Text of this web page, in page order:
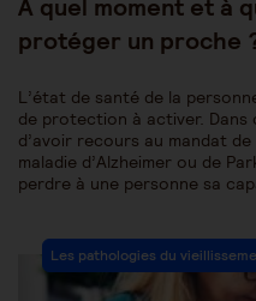
À quel moment et à
protéger un proche
L’état de santé de la
de protection à activer. Dans
d’avoir recours au mandat
maladie d’Alzheimer ou de
perdre à une personne sa
Post
Category:
Les pathologies du